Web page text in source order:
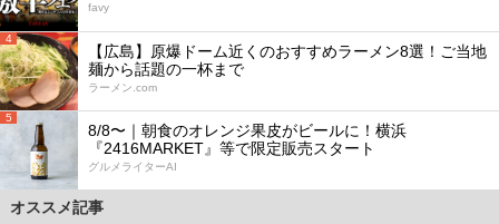
favy
4
【広島】原爆ドーム近くのおすすめラーメン8選！ご当地
麺から話題の一杯まで
ラーメン.com
5
8/8〜｜朝食のオレンジ果皮がビールに！横浜
『2416MARKET』等で限定販売スタート
グルメライターAI
オススメ記事